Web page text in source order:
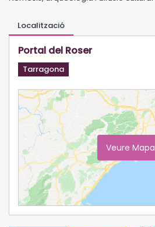
Localització
Portal del Roser
Tarragona
Veure Mapa